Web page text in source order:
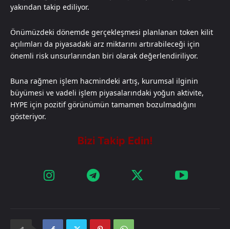
yakından takip ediliyor.
Önümüzdeki dönemde gerçekleşmesi planlanan token kilit
açılımları da piyasadaki arz miktarını artırabileceği için
önemli risk unsurlarından biri olarak değerlendiriliyor.
Buna rağmen işlem hacmindeki artış, kurumsal ilginin
büyümesi ve vadeli işlem piyasalarındaki yoğun aktivite,
HYPE için pozitif görünümün tamamen bozulmadığını
gösteriyor.